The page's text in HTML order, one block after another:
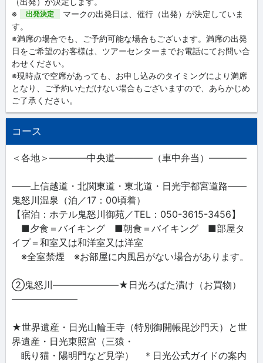
※
出発決定
マークの出発日は、催行（出発）が決定していま
す。
※満席の場合でも、ご予約可能な場合もございます。満席の出発
日をご希望のお客様は、ツアーセンターまでお電話にてお問い合
わせください。
※現時点で空席があっても、お申し込みのタイミングにより満席
となり、ご予約いただけない場合もございますので、あらかじめ
ご了承ください。
コース
＜各地＞――――中央道――――（車中弁当）――――
――上信越道・北関東道・東北道・日光宇都宮道路――
鬼怒川温泉（泊／17：00頃着）
【宿泊：ホテル鬼怒川御苑／TEL：050-3615-3456】
■夕食＝バイキング ■朝食＝バイキング ■部屋タ
イプ＝和室又は和洋室又は洋室
※全室禁煙 ※お部屋に内風呂がない場合があります。
②鬼怒川―――――――★日光ろばた漬け（お買物）
―――――――
★世界遺産・日光山輪王寺（特別御開帳毘沙門天）と世
界遺産・日光東照宮（三猿・
眠り猫・陽明門など見学） ＊日光公式ガイドの案内